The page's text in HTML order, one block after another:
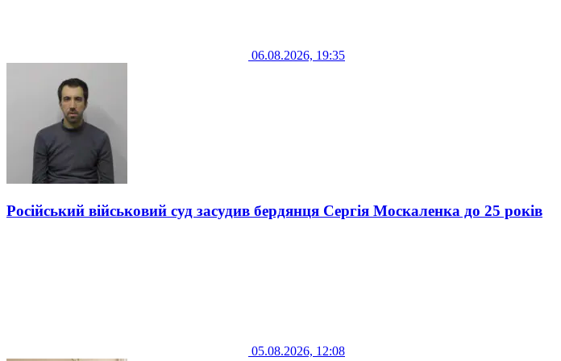
06.08.2026, 19:35
Російський військовий суд засудив бердянця Сергія Москаленка до 25 років
05.08.2026, 12:08